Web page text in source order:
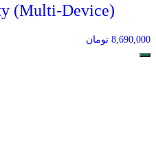
(Multi-Device)
8,690,000 تومان